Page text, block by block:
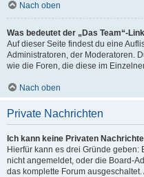
Nach oben
Was bedeutet der „Das Team“-
Auf dieser Seite findest du eine
Administratoren, der Moderatoren.
wie die Foren, die diese im
Nach oben
Private Nachrichten
Ich kann keine Privaten
Hierfür kann es drei Gründe geben:
nicht angemeldet, oder die Board-
das komplette Forum